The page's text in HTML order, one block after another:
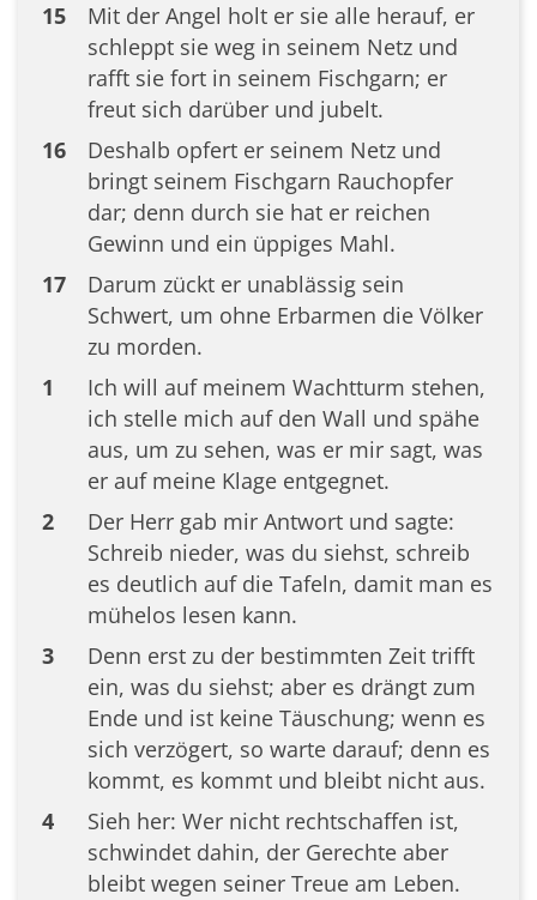
15
Mit der Angel holt er sie alle herauf, er
schleppt sie weg in seinem Netz und
rafft sie fort in seinem Fischgarn; er
freut sich darüber und jubelt.
16
Deshalb opfert er seinem Netz und
bringt seinem Fischgarn Rauchopfer
dar; denn durch sie hat er reichen
Gewinn und ein üppiges Mahl.
17
Darum zückt er unablässig sein
Schwert, um ohne Erbarmen die Völker
zu morden.
1
Ich will auf meinem Wachtturm stehen,
ich stelle mich auf den Wall und spähe
aus, um zu sehen, was er mir sagt, was
er auf meine Klage entgegnet.
2
Der Herr gab mir Antwort und sagte:
Schreib nieder, was du siehst, schreib
es deutlich auf die Tafeln, damit man es
mühelos lesen kann.
3
Denn erst zu der bestimmten Zeit trifft
ein, was du siehst; aber es drängt zum
Ende und ist keine Täuschung; wenn es
sich verzögert, so warte darauf; denn es
kommt, es kommt und bleibt nicht aus.
4
Sieh her: Wer nicht rechtschaffen ist,
schwindet dahin, der Gerechte aber
bleibt wegen seiner Treue am Leben.